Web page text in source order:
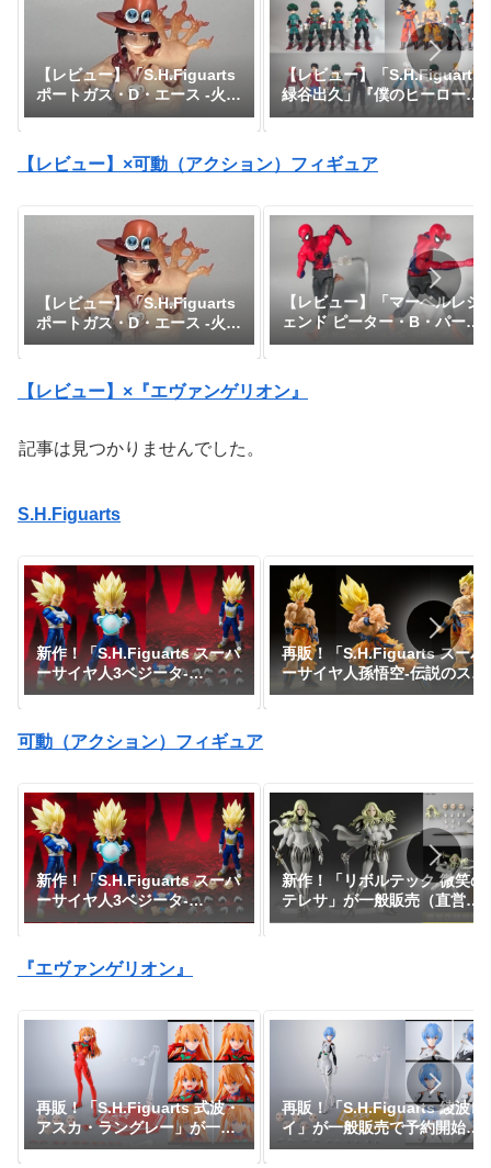
【レビュー】「S.H.Figuarts
ポートガス・D・エース -火
拳-」『ワンピース』
【レビュー】「S.H.Figuarts
緑谷出久」『僕のヒーローア
カデミア』
【レビュー】×可動（アクション）フィギュア
【レビュー】「S.H.Figuarts
ポートガス・D・エース -火
拳-」『ワンピース』
【レビュー】「マーベルレジ
ェンド ピーター・B・パーカ
ー」『スパイダーマン：アク
【レビュー】×『エヴァンゲリオン』
記事は見つかりませんでした。
S.H.Figuarts
新作！「S.H.Figuarts スーパ
ーサイヤ人3ベジータ-
DAIMA-」がプレミアムバン
ボールDAIMA』｜定価8,800
円｜発売日2027年1月予定
再販！「S.H.Figuarts スーパ
ーサイヤ人孫悟空-伝説のスー
パーサイヤ人-」が一般販売で
可動（アクション）フィギュア
新作！「S.H.Figuarts スーパ
ーサイヤ人3ベジータ-
DAIMA-」がプレミアムバン
ボールDAIMA』｜定価8,800
円｜発売日2027年1月予定
新作！「リボルテック 微笑の
テレサ」が一般販売（直営店
限定特典あり）で登場！
『エヴァンゲリオン』
再販！「S.H.Figuarts 式波・
アスカ・ラングレー」が一般
販売で予約開始！『エヴァン
再販！「S.H.Figuarts 綾波レ
イ」が一般販売で予約開始！
『エヴァンゲリオン』｜定価